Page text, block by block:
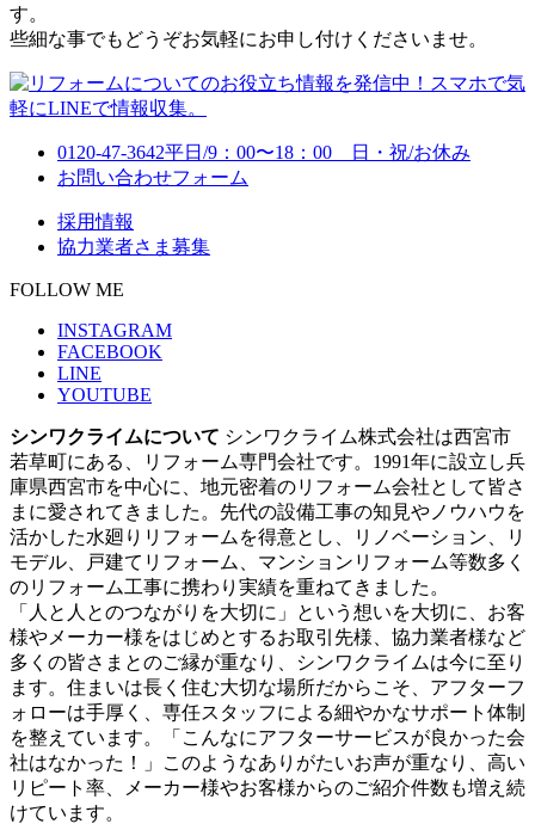
す。
些細な事でもどうぞお気軽にお申し付けくださいませ。
0120-47-3642平日/9：00〜18：00 日・祝/お休み
お問い合わせフォーム
採用情報
協力業者さま募集
FOLLOW ME
INSTAGRAM
FACEBOOK
LINE
YOUTUBE
シンワクライムについて シンワクライム株式会社は西宮市
若草町にある、リフォーム専門会社です。1991年に設立し兵
庫県西宮市を中心に、地元密着のリフォーム会社として皆さ
まに愛されてきました。先代の設備工事の知見やノウハウを
活かした水廻りリフォームを得意とし、リノベーション、リ
モデル、戸建てリフォーム、マンションリフォーム等数多く
のリフォーム工事に携わり実績を重ねてきました。
「人と人とのつながりを大切に」という想いを大切に、お客
様やメーカー様をはじめとするお取引先様、協力業者様など
多くの皆さまとのご縁が重なり、シンワクライムは今に至り
ます。住まいは長く住む大切な場所だからこそ、アフターフ
ォローは手厚く、専任スタッフによる細やかなサポート体制
を整えています。「こんなにアフターサービスが良かった会
社はなかった！」このようなありがたいお声が重なり、高い
リピート率、メーカー様やお客様からのご紹介件数も増え続
けています。